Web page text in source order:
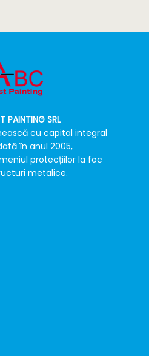
PAINTING SRL
cu capital integral
în anul 2005,
protecțiilor la foc
metalice.